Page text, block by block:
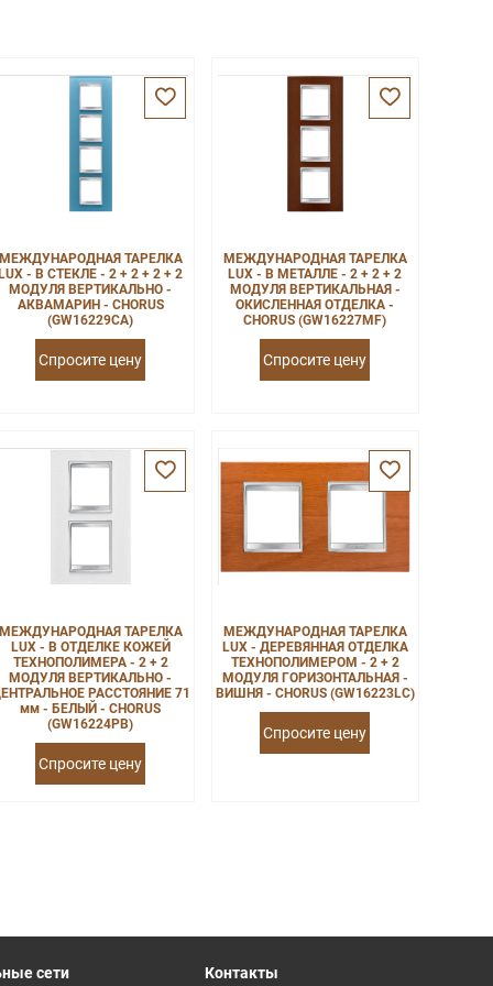
МЕЖДУНАРОДНАЯ ТАРЕЛКА
LUX - В СТЕКЛЕ - 2 + 2 + 2 + 2
МОДУЛЯ ВЕРТИКАЛЬНО -
АКВАМАРИН - CHORUS
(GW16229CA)
Спросите цену
МЕЖДУНАРОДНАЯ ТАРЕЛКА
LUX - В МЕТАЛЛЕ - 2 + 2 + 2
МОДУЛЯ ВЕРТИКАЛЬНАЯ -
ОКИСЛЕННАЯ ОТДЕЛКА -
CHORUS (GW16227MF)
Спросите цену
МЕЖДУНАРОДНАЯ ТАРЕЛКА
LUX - В ОТДЕЛКЕ КОЖЕЙ
ТЕХНОПОЛИМЕРА - 2 + 2
МОДУЛЯ ВЕРТИКАЛЬНО -
РАССТОЯНИЕ 71
мм - БЕЛЫЙ - CHORUS
(GW16224PB)
Спросите цену
МЕЖДУНАРОДНАЯ ТАРЕЛКА
LUX - ДЕРЕВЯННАЯ ОТДЕЛКА
ТЕХНОПОЛИМЕРОМ - 2 + 2
МОДУЛЯ ГОРИЗОНТАЛЬНАЯ -
ВИШНЯ - CHORUS (GW16223LC)
Спросите цену
сети Контакты